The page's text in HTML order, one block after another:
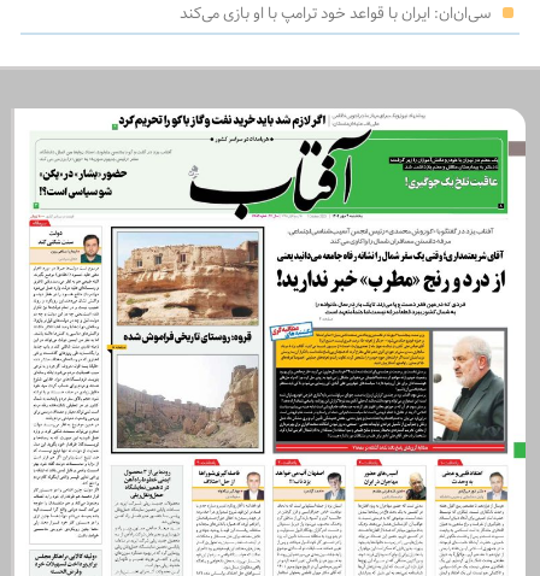
سی‌ان‌ان: ایران با قواعد خود ترامپ با او بازی می‌کند